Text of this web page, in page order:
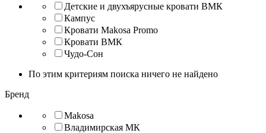
Детские и двухъярусные кровати ВМК
Кампус
Кровати Makosa Promo
Кровати ВМК
Чудо-Сон
По этим критериям поиска ничего не найдено
Бренд
Makosa
Владимирская МК